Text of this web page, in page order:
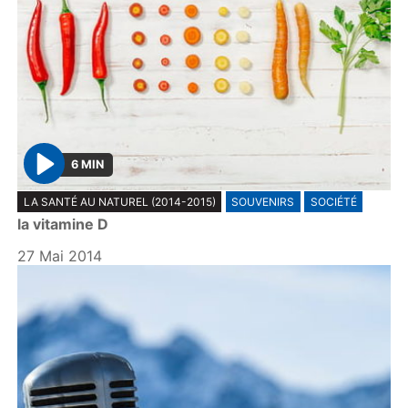
P
l
a
y
6 MIN
LA SANTÉ AU NATUREL (2014-2015) SOUVENIRS SOCIÉTÉ
la vitamine D
27 Mai 2014